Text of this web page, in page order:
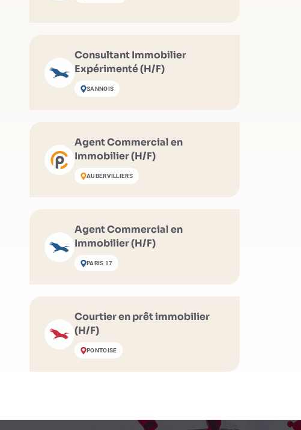
Consultant Immobilier
Expérimenté (H/F)
SANNOIS
Agent Commercial en
Immobilier (H/F)
AUBERVILLIERS
Agent Commercial en
Immobilier (H/F)
PARIS 17
Courtier en prêt immobilier
(H/F)
PONTOISE